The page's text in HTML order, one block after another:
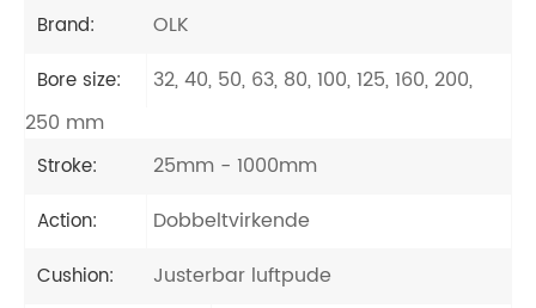
Brand: OLK
Bore size:
32, 40, 50, 63, 80, 100, 125, 160, 200,
250 mm
Stroke: 25mm - 1000mm
Action: Dobbeltvirkende
Cushion: Justerbar luftpude